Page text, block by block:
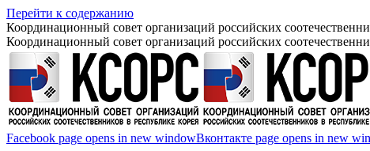
Перейти к содержанию
Координационный совет организаций российских
Координационный совет организаций российских
Facebook page opens in new windowВконтакте page opens in new